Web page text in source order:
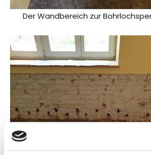
Der Wandbereich zur